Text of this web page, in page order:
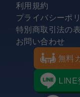
利用規約
プライバシーポ
特別商取引法の
お問い合わせ
無料
LINE